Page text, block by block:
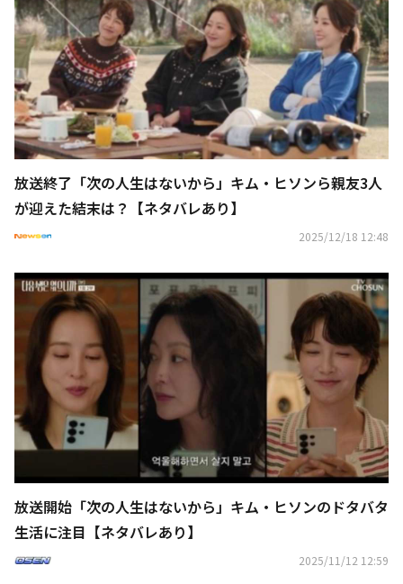
放送終了「次の人生はないから」キム・ヒソンら親友3人
が迎えた結末は？【ネタバレあり】
2025/12/18 12:48
放送開始「次の人生はないから」キム・ヒソンのドタバタ
生活に注目【ネタバレあり】
2025/11/12 12:59